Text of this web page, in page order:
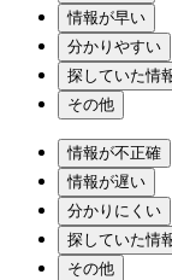
情報が早い
分かりやすい
探していた情
その他
情報が不正確
情報が遅い
分かりにくい
探していた情
その他